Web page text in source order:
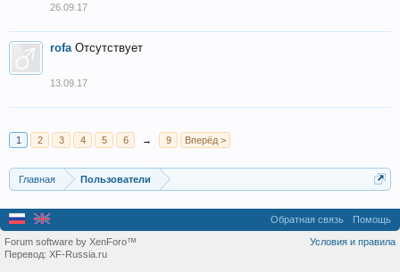
26.09.17
rofa Отсутствует
13.09.17
1 2 3 4 5 6 → 9 Вперёд >
Главная Пользователи
Обратная связь Помощь
Условия и правила
Forum software by XenForo™
Перевод: XF-Russia.ru